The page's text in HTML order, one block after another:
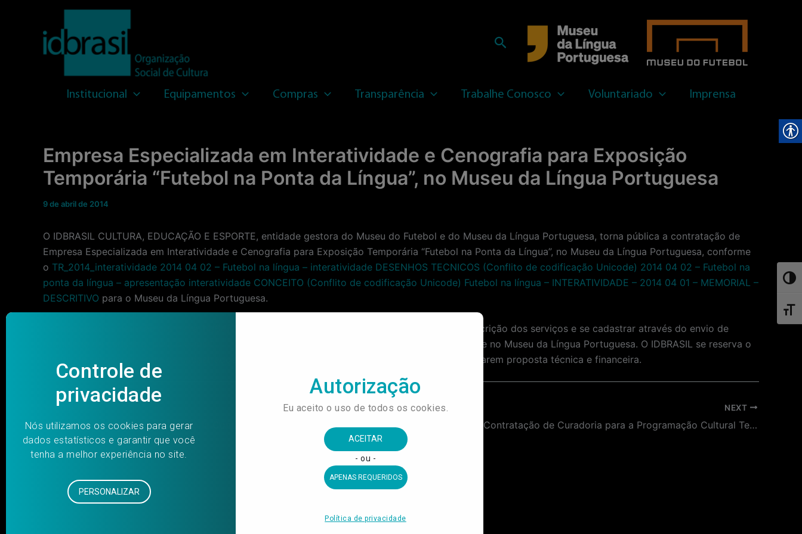
Pesquisar
Institucional Equipamentos Compras Transparência Trabalhe Conosco Voluntariado Imprensa
Empresa Especializada em Interatividade e Cenografia para Exposição
Temporária “Futebol na Ponta da Língua”, no Museu da Língua Portuguesa
9 de abril de 2014
O IDBRASIL CULTURA, EDUCAÇÃO E ESPORTE, entidade gestora do Museu do Futebol e do Museu da Língua Portuguesa, torna pública a contratação de
Empresa Especializada em Interatividade e Cenografia para Exposição Temporária “Futebol na Ponta da Língua”, no Museu da Língua Portuguesa, conforme
o TR_2014_interatividade 2014 04 02 – Futebol na língua – interatividade DESENHOS TECNICOS (Conflito de codificação Unicode) 2014 04 02 – Futebol na
ponta da língua – apresentação interatividade CONCEITO (Conflito de codificação Unicode) Futebol na língua – INTERATIVIDADE – 2014 04 01 – MEMORIAL –
DESCRITIVO para o Museu da Língua Portuguesa.
Os interessados deverão até o dia 14/04/2014, baixar o referido Termo de Referência com a descrição dos serviços e se cadastrar através do envio de
ou diretamente no Museu da Língua Portuguesa. O IDBRASIL se reserva o
direito de selecionar, entre os cadastrados, aqueles a quem enviará Carta Convite para apresentarem proposta técnica e financeira.
Post
navigation
PREVIOUS NEXT
Contratação de Curadoria para a Programação Cultural Temporária do Lounge “100 Anos de Seleção Brasileira” – Auditório Armando Nogueira